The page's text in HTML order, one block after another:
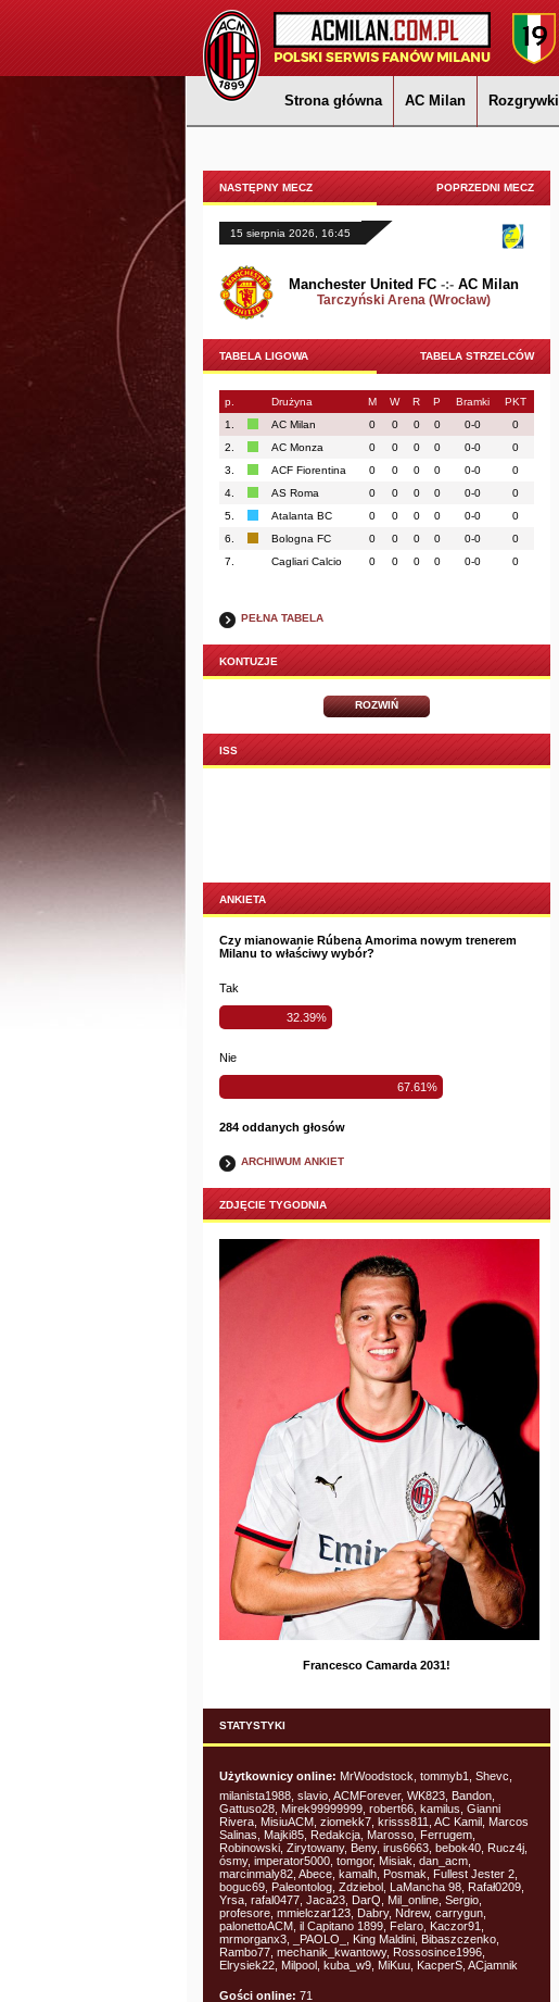
Strona główna AC Milan Rozgrywki
NASTĘPNY MECZ POPRZEDNI MECZ
15 sierpnia 2026, 16:45
Manchester United FC -:- AC Milan
Tarczyński Arena (Wrocław)
TABELA LIGOWA TABELA STRZELCÓW
p. Drużyna M W R P Bramki
PKT
1.
AC Milan 0 0 0 0 0-0
0
2.
AC Monza 0 0 0 0 0-0
0
3.
ACF Fiorentina 0 0 0 0 0-0
0
4.
AS Roma 0 0 0 0 0-0
0
5.
Atalanta BC 0 0 0 0 0-0
0
6.
Bologna FC 0 0 0 0 0-0
0
7.
Cagliari Calcio 0 0 0 0 0-0 0
PEŁNA TABELA
KONTUZJE
ROZWIŃ
ISS
ANKIETA
Czy mianowanie Rúbena Amorima nowym trenerem
Milanu to właściwy wybór?
Tak
32.39%
Nie
67.61%
284 oddanych głosów
ARCHIWUM ANKIET
ZDJĘCIE TYGODNIA
Francesco Camarda 2031!
STATYSTYKI
Użytkownicy online: MrWoodstock, tommyb1, Shevc,
milanista1988, slavio, ACMForever, WK823, Bandon,
Gattuso28, Mirek99999999, robert66, kamilus, Gianni
Rivera, MisiuACM, ziomekk7, krisss811, AC Kamil, Marcos
Salinas, Majki85, Redakcja, Marosso, Ferrugem,
Robinowski, Zirytowany, Beny, irus6663, bebok40, Rucz4j,
ósmy, imperator5000, tomgor, Misiak, dan_acm,
marcinmaly82, Abece, kamalh, Posmak, Fullest Jester 2,
boguc69, Paleontolog, Zdziebol, LaMancha 98, Rafał0209,
Yrsa, rafal0477, Jaca23, DarQ, Mil_online, Sergio,
profesore, mmielczar123, Dabry, Ndrew, carrygun,
palonettoACM, il Capitano 1899, Felaro, Kaczor91,
mrmorganx3, _PAOLO_, King Maldini, Bibaszczenko,
Rambo77, mechanik_kwantowy, Rossosince1996,
Elrysiek22, Milpool, kuba_w9, MiKuu, KacperS, ACjamnik
Gości online: 71